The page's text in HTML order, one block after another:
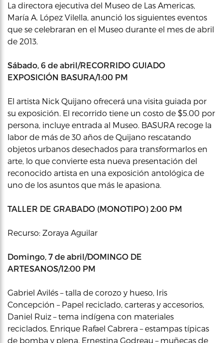
La directora ejecutiva del Museo de Las Americas,
María A. López Vilella, anunció los siguientes eventos
que se celebraran en el Museo durante el mes de abril
de 2013.
Sábado, 6 de abril/RECORRIDO GUIADO
EXPOSICIÓN BASURA/1:00 PM
El artista Nick Quijano ofrecerá una visita guiada por
su exposición. El recorrido tiene un costo de $5.00 por
persona, incluye entrada al Museo. BASURA recoge la
labor de más de 30 años de Quijano rescatando
objetos urbanos desechados para transformarlos en
arte, lo que convierte esta nueva presentación del
reconocido artista en una exposición antológica de
uno de los asuntos que más le apasiona.
TALLER DE GRABADO (MONOTIPO) 2:00 PM
Recurso: Zoraya Aguilar
Domingo, 7 de abril/DOMINGO DE
ARTESANOS/12:00 PM
Gabriel Avilés – talla de corozo y hueso, Iris
Concepción – Papel reciclado, carteras y accesorios,
Daniel Ruiz – tema indígena con materiales
reciclados, Enrique Rafael Cabrera – estampas típicas
de bomba y plena, Ernestina Godreau – muñecas de